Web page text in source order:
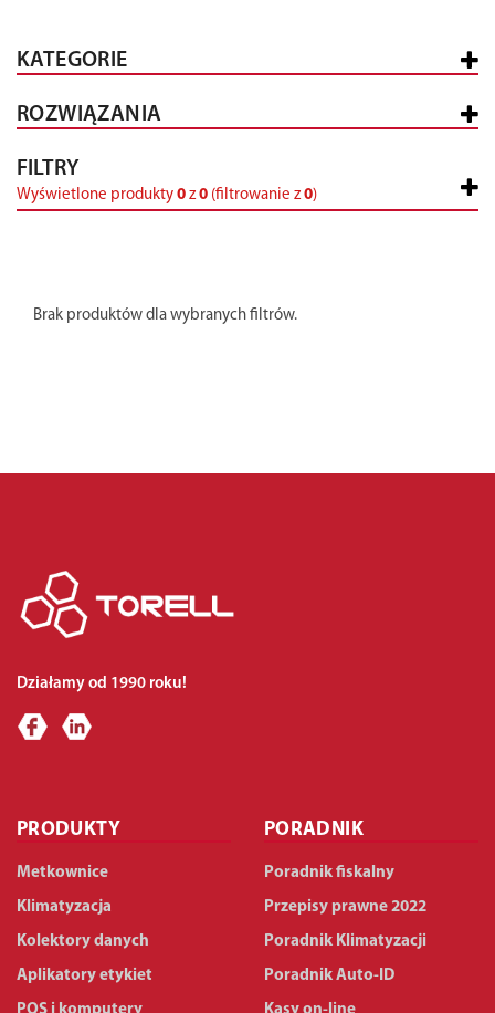
KATEGORIE
ROZWIĄZANIA
FILTRY
Wyświetlone produkty 0 z0 (filtrowanie z0)
Brak produktów dla wybranych filtrów.
Działamy od 1990 roku!
PRODUKTY
Metkownice
Klimatyzacja
Kolektory danych
Aplikatory etykiet
PORADNIK
Poradnik fiskalny
Przepisy prawne 2022
Poradnik Klimatyzacji
Poradnik Auto-ID